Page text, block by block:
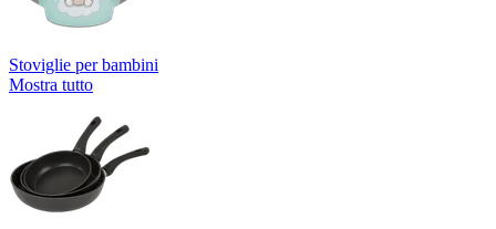
Stoviglie per bambini
Mostra tutto